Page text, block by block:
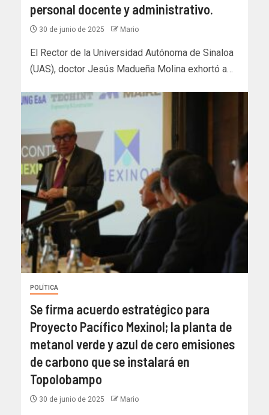
personal docente y administrativo.
30 de junio de 2025 Mario
El Rector de la Universidad Autónoma de Sinaloa
(UAS), doctor Jesús Madueña Molina exhortó a…
POLÍTICA
Se firma acuerdo estratégico para
Proyecto Pacífico Mexinol; la planta de
metanol verde y azul de cero emisiones
de carbono que se instalará en
Topolobampo
30 de junio de 2025 Mario